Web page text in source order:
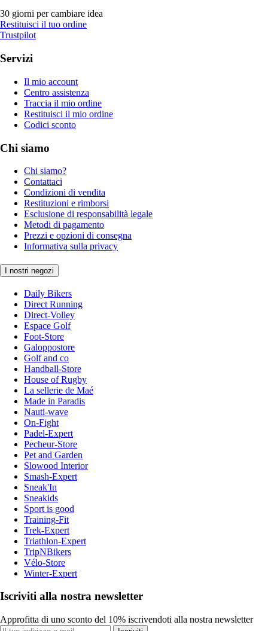
30 giorni per cambiare idea
Restituisci il tuo ordine
Trustpilot
Servizi
Il mio account
Centro assistenza
Traccia il mio ordine
Restituisci il mio ordine
Codici sconto
Chi siamo
Chi siamo?
Contattaci
Condizioni di vendita
Restituzioni e rimborsi
Esclusione di responsabilità legale
Metodi di pagamento
Prezzi e opzioni di consegna
Informativa sulla privacy
I nostri negozi
Daily Bikers
Direct Running
Direct-Volley
Espace Golf
Foot-Store
Galoppostore
Golf and co
Handball-Store
House of Rugby
La sellerie de Maé
Made in Paradis
Nauti-wave
On-Fight
Padel-Expert
Pecheur-Store
Pet and Garden
Slowood Interior
Smash-Expert
Sneak'In
Sneakids
Sport is good
Training-Fit
Trek-Expert
Triathlon-Expert
TripNBikers
Vélo-Store
Winter-Expert
Iscriviti alla nostra newsletter
Approfitta di uno sconto del 10% iscrivendoti alla nostra newsletter